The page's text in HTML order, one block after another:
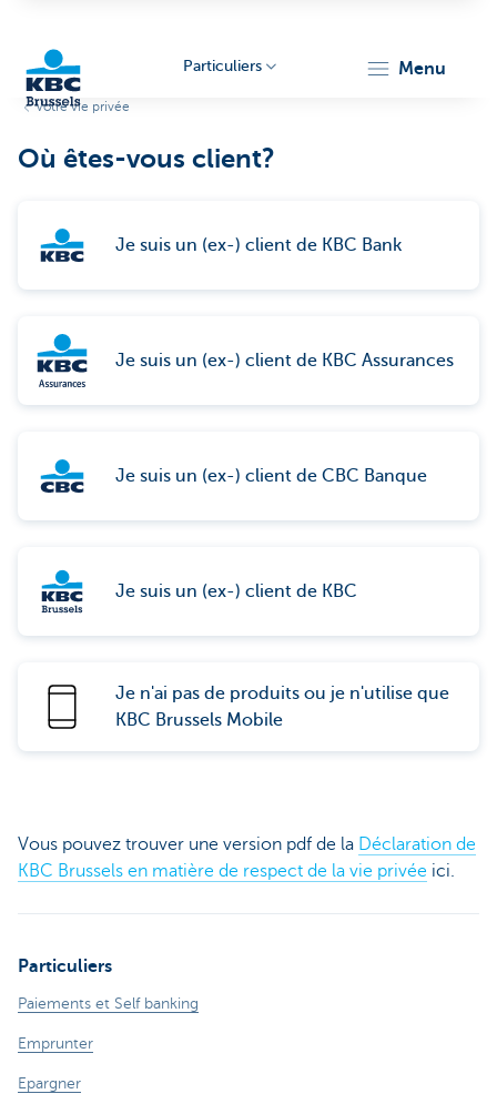
Particuliers menu
Votre vie privée
Où êtes-vous client?
Je suis un (ex-) client de KBC Bank
Je suis un (ex-) client de KBC Assurances
Je suis un (ex-) client de CBC Banque
Je suis un (ex-) client de KBC
Je n'ai pas de produits ou je n'utilise que
KBC Brussels Mobile
Vous pouvez trouver une version pdf de la Déclaration de
KBC Brussels en matière de respect de la vie privée ici.
Particuliers
Paiements et Self banking
Emprunter
Epargner